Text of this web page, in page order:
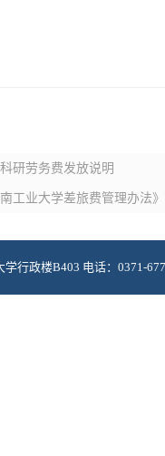
研劳务费发放说明
工业大学差旅费管理办法
行政楼B403 电话：0371-